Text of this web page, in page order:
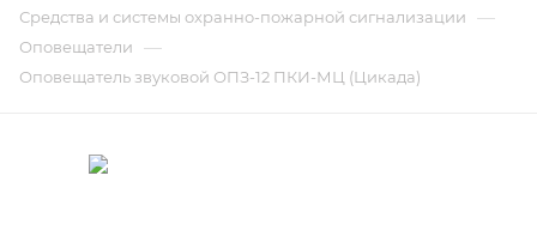
Средства и системы охранно-пожарной сигнализации —
Оповещатели —
Оповещатель звуковой ОПЗ-12 ПКИ-МЦ (Цикада)